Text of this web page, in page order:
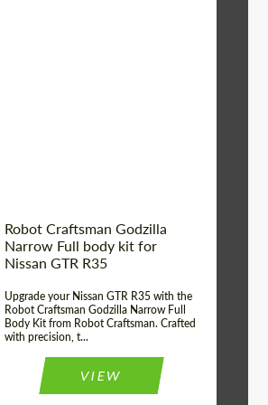
Robot Craftsman Godzilla
Narrow Full body kit for
Nissan GTR R35
Upgrade your Nissan GTR R35 with the
Robot Craftsman Godzilla Narrow Full
Body Kit from Robot Craftsman. Crafted
with precision, t...
VIEW